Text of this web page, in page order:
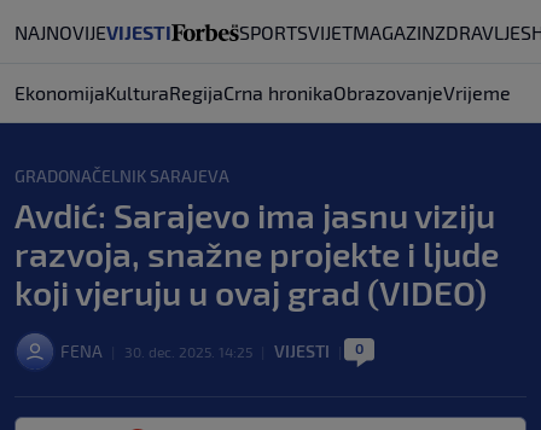
NAJNOVIJEVIJESTI SPORTSVIJETMAGAZINZDRAVLJE
EkonomijaKulturaRegijaCrna hronikaObrazovanjeVrijeme
GRADONAČELNIK SARAJEVA
Avdić: Sarajevo ima jasnu viziju
razvoja, snažne projekte i ljude
koji vjeruju u ovaj grad (VIDEO)
FENA 30. dec. 2025. 14:25 VIJESTI 0